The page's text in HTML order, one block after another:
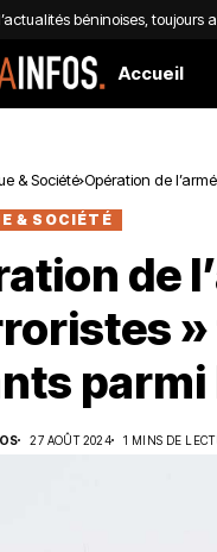
béninoises, toujours
Accueil
& Société Opération de
& SOCIÉTÉ
de
27 AOÛT 2024 1 MINS DE